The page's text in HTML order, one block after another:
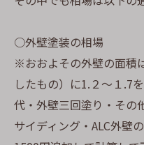
○外壁塗装の相場
※おおよその外壁の面積
したもの）に1.２〜１.7
代・外壁三回塗り・その
サイディング・ALC外壁